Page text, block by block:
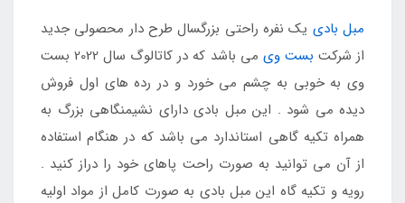
مبل بادی یک نفره راحتی بزرگسال طرح دار محصولی جدید
از شرکت بست وی
می باشد که در کاتالوگ سال 2022 بست
وی به خوبی به چشم می خورد و در رده های اول فروش
دیده می شود . این مبل بادی دارای نشیمنگاهی بزرگ به
همراه تکیه گاهی استاندارد می باشد که در هنگام استفاده
از آن می توانید به صورت راحت پاهای خود را دراز کنید .
رویه و تکیه گاه این مبل بادی به صورت کامل از مواد اولیه